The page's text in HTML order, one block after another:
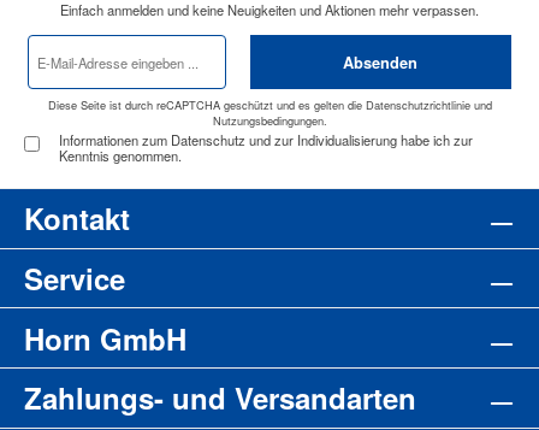
Einfach anmelden und keine Neuigkeiten und Aktionen mehr verpassen.
E-
Mail-
*
Absenden
Diese Seite ist durch reCAPTCHA geschützt und es gelten die Datenschutzrichtlinieund
Nutzungsbedingungen.
Informationen zum Datenschutz und zur Individualisierung habe ich zur
Kenntnis genommen.
Kontakt
Service
Horn GmbH
Zahlungs- und Versandarten